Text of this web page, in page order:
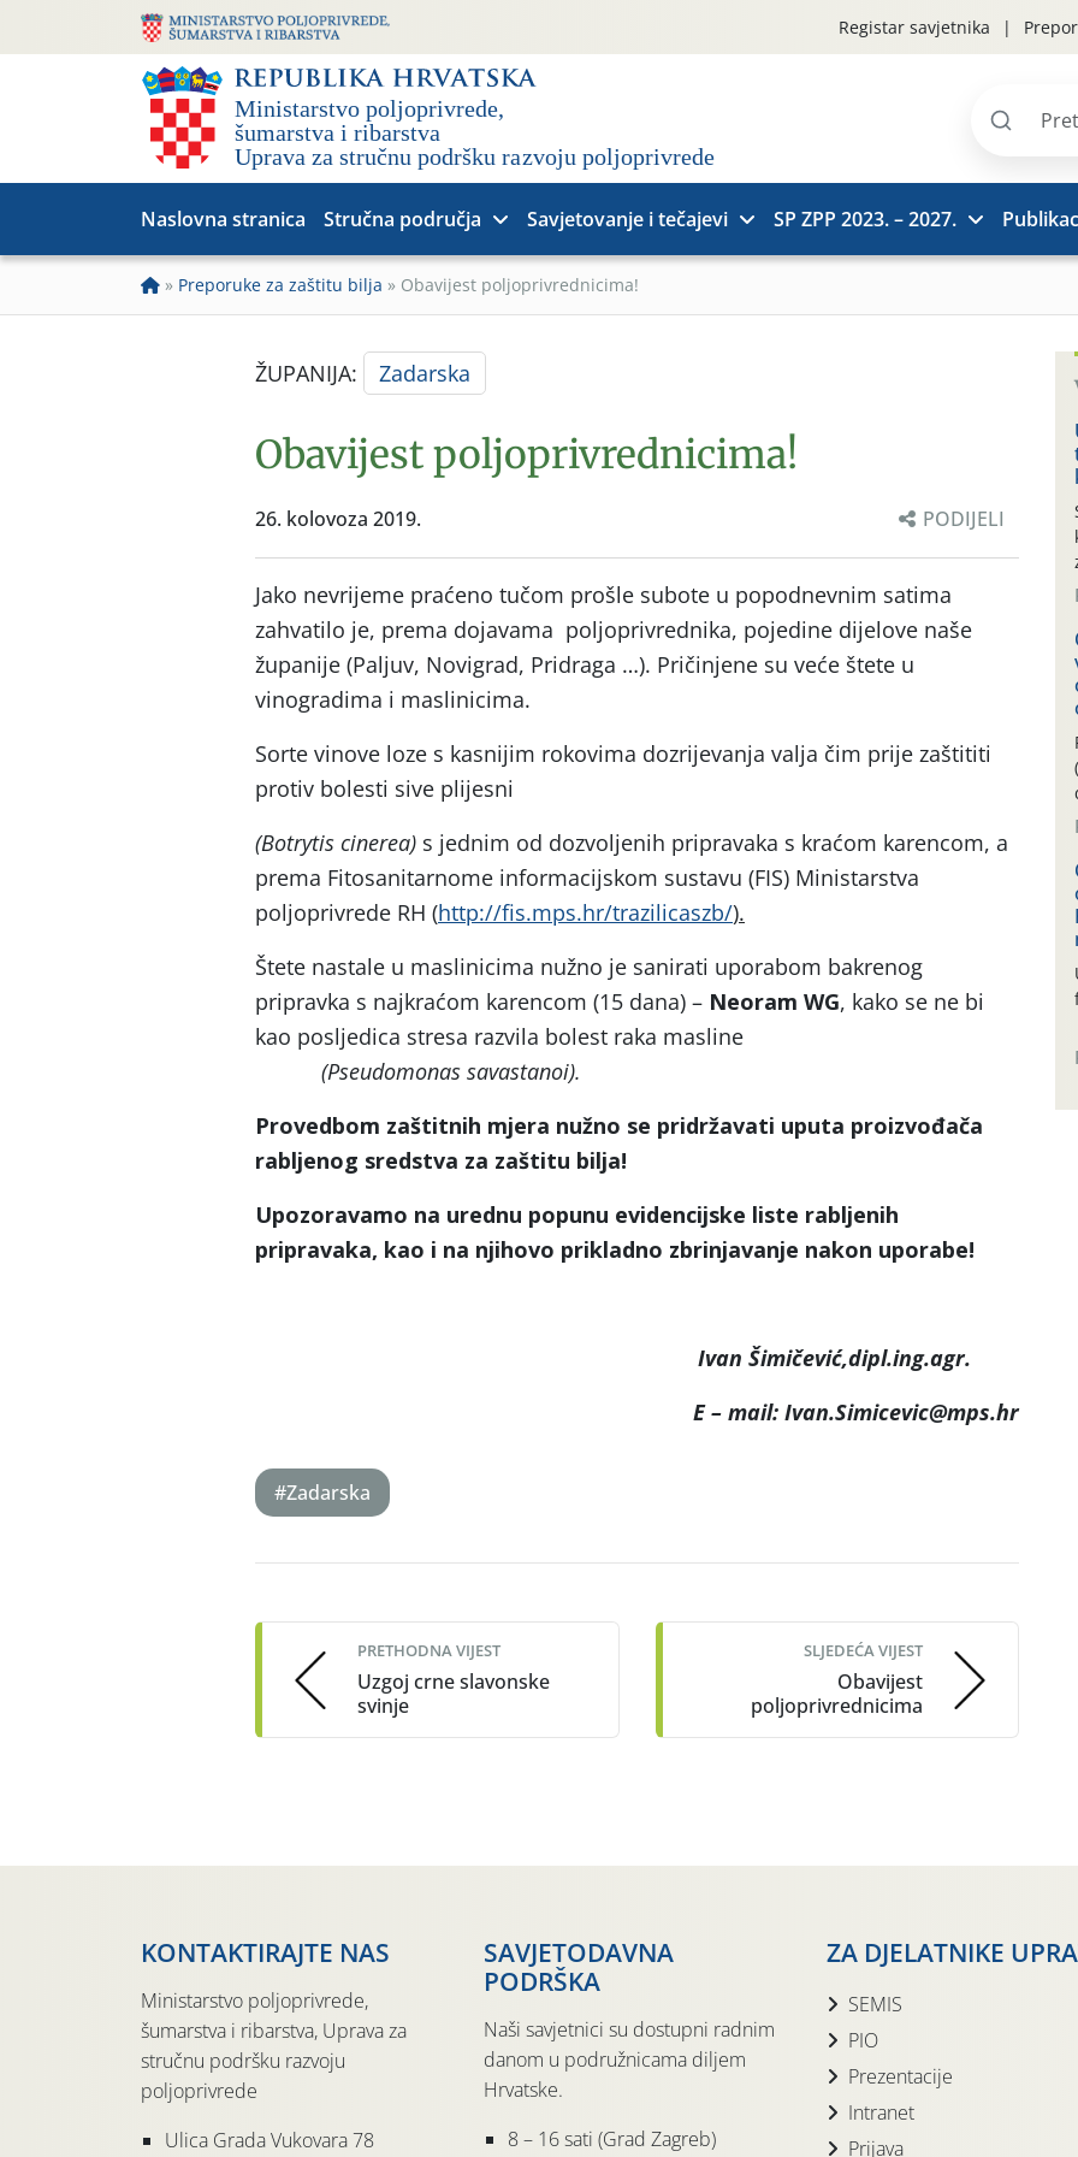
Registar savjetnika
Pretraži
Naslovna stranica Stručna područja Savjetovanje i tečajevi SP ZPP 2023. – 2027.
» Preporuke za zaštitu bilja » Obavijest poljoprivrednicima!
ŽUPANIJA: Zadarska
Obavijest poljoprivrednicima!
26. kolovoza 2019. PODIJELI
Jako nevrijeme praćeno tučom prošle subote u popodnevnim satima
zahvatilo je, prema dojavama poljoprivrednika, pojedine dijelove naše
županije (Paljuv, Novigrad, Pridraga …). Pričinjene su veće štete u
vinogradima i maslinicima.
Sorte vinove loze s kasnijim rokovima dozrijevanja valja čim prije zaštititi
protiv bolesti sive plijesni
(Botrytis cinerea) s jednim od dozvoljenih pripravaka s kraćom karencom, a
prema Fitosanitarnome informacijskom sustavu (FIS) Ministarstva
poljoprivrede RH (http://fis.mps.hr/trazilicaszb/).
Štete nastale u maslinicima nužno je sanirati uporabom bakrenog
pripravka s najkraćom karencom (15 dana) – Neoram WG, kako se ne bi
kao posljedica stresa razvila bolest raka masline
(Pseudomonas savastanoi).
Provedbom zaštitnih mjera nužno se pridržavati uputa proizvođača
rabljenog sredstva za zaštitu bilja!
Upozoravamo na urednu popunu evidencijske liste rabljenih
pripravaka, kao i na njihovo prikladno zbrinjavanje nakon uporabe!
Ivan Šimičević,dipl.ing.agr.
E – mail: Ivan.Simicevic@mps.hr
#Zadarska
navigation
PRETHODNA VIJEST
Uzgoj crne slavonske
svinje
SLJEDEĆA VIJEST
Obavijest
poljoprivrednicima
KONTAKTIRAJTE NAS
Ministarstvo poljoprivrede,
šumarstva i ribarstva, Uprava za
stručnu podršku razvoju
poljoprivrede
Ulica Grada Vukovara 78
SAVJETODAVNA
PODRŠKA
Naši savjetnici su dostupni radnim
danom u podružnicama diljem
Hrvatske.
8 – 16 sati (Grad Zagreb)
ZA DJELATNIKE
SEMIS
PIO
Prezentacije
Intranet
Prijava